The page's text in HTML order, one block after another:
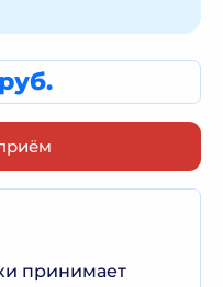
принимает